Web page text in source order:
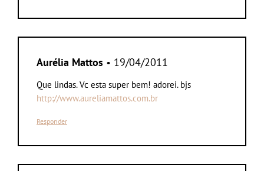
Aurélia Mattos • 19/04/2011
Que lindas. Vc esta super bem! adorei. bjs
http://www.aureliamattos.com.br
Responder